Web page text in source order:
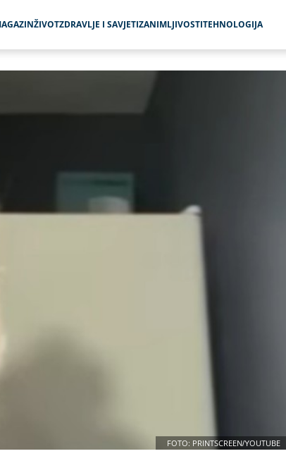
ŽIVOTZDRAVLJE I SAVJETIZANIMLJIVOSTITEHNOLOGIJA
FOTO: PRINTSCREEN/YOUTUBE